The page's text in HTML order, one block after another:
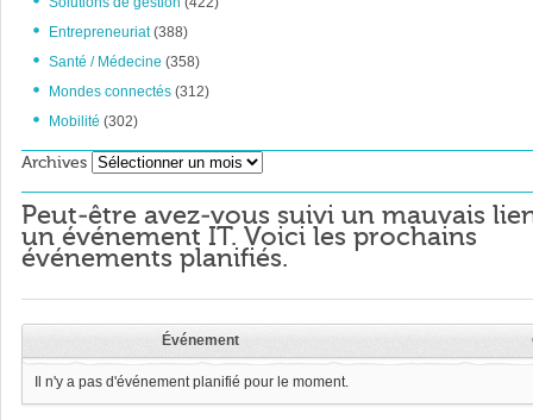
Entrepreneuriat(388)
Santé / Médecine (358)
Mondes connectés (312)
Mobilité (302)
Archives Archives
Peut-être avez-vous suivi un mauvais
un événement IT. Voici les prochains
événements planifiés.
Événement
Il n'y a pas d'événement planifié pour le moment.